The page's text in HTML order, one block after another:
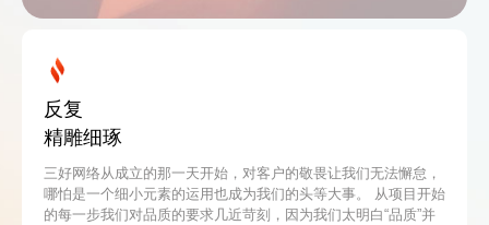
反复
精雕细琢
三好网络从成立的那一天开始，对客户的敬畏让我们无法懈怠，
哪怕是一个细小元素的运用也成为我们的头等大事。 从项目开始
的每一步我们对品质的要求几近苛刻，因为我们太明白“品质”并